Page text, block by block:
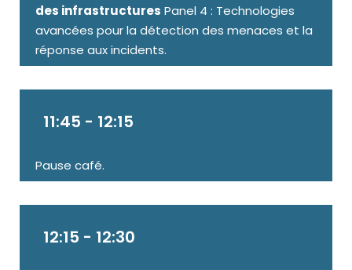
des infrastructures Panel 4 : Technologies
avancées pour la détection des menaces et la
réponse aux incidents.
11:45 - 12:15
Pause café.
12:15 - 12:30